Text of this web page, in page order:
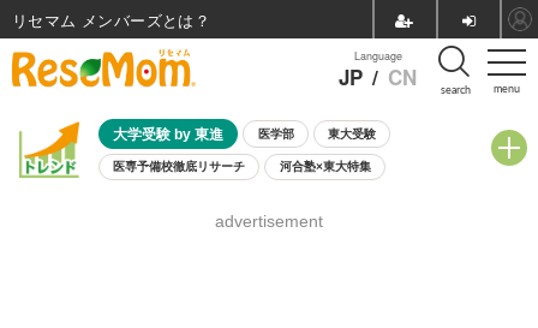
menu
Language
JP / CN search
大学受験 by 東進 医学部 東大受験
医専予備校徹底リサーチ 河合塾×東大特集
8月開催学校説明会・相談会
advertisement
リセマム メンバーズ